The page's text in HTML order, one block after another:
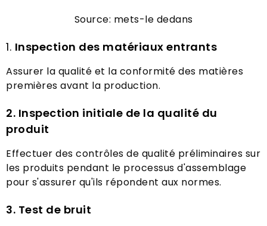
Source: mets-le dedans
1. Inspection des matériaux entrants
Assurer la qualité et la conformité des matières
premières avant la production.
2. Inspection initiale de la qualité du
produit
Effectuer des contrôles de qualité préliminaires sur
les produits pendant le processus d'assemblage
pour s'assurer qu'ils répondent aux normes.
3. Test de bruit